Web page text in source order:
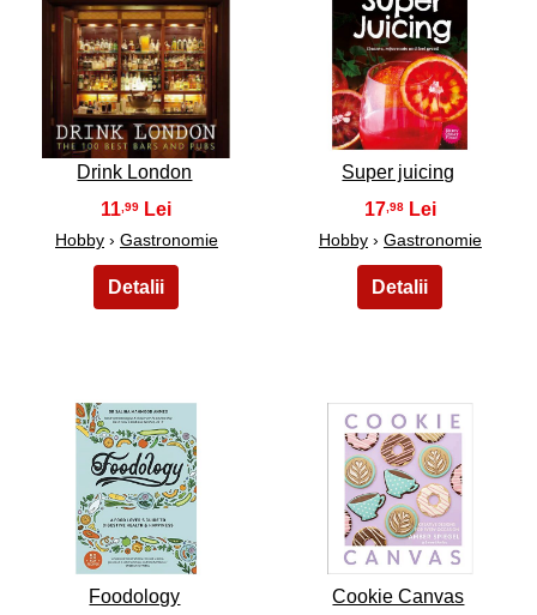
31
Drink London
11 ,99
Hobby› Gastronomie
32
Super juicing
17,98
Hobby› Gastronomie
33
Foodology
34
Cookie Canvas